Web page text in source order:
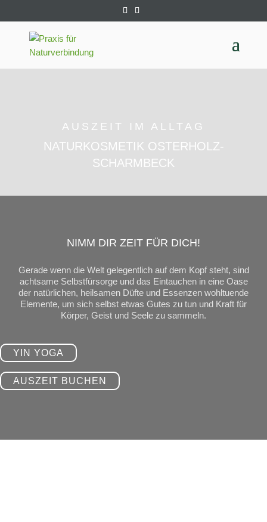
AUSZEIT IM ALLTAG
NATURKOSMETIK OSTERHOLZ-
SCHARMBECK
NIMM DIR ZEIT FÜR DICH!
Gerade wenn die Welt gelegentlich auf dem Kopf steht, sind
achtsame Selbstfürsorge und das Eintauchen in eine Oase
der natürlichen, heilsamen Düfte und Essenzen wohltuende
Elemente, um sich selbst etwas Gutes zu tun und Kraft für
Körper, Geist und Seele zu sammeln.
YIN YOGA
AUSZEIT BUCHEN